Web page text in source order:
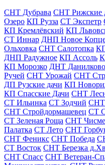
СНТ Дубрава СНТ Рижские
Озеро КП Рузза СТ Экспетр
КП Кремлёвский КП
СТ Иннар ДНП Новое
Ольховка СНТ Салотопка
ДНП Радужное КП Ассоль
КП Морозко ДНТ Данилково
Ручей СНТ Урожай СНТ
ДП Рузские дачи КП
КП Спасские Дачи СНТ
СТ Ильинка СТ Зодчий СНТ
СНТ Стройдормашевец СТ
СТ Зеленая Роща СНТ
Палатка СТ Лето СНТ
СНТ Феникс СНТ Победа
СТ Восток СНТ Березка
СНТ Спасс СНТ Ветеран-